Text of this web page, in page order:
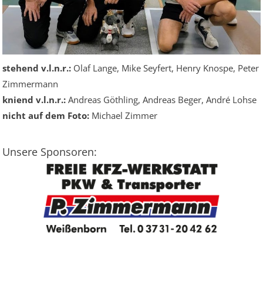
stehend v.l.n.r.: Olaf Lange, Mike Seyfert, Henry Knospe, Peter
Zimmermann
kniend v.l.n.r.: Andreas Göthling, Andreas Beger, André Lohse
nicht auf dem Foto: Michael Zimmer
Unsere Sponsoren: